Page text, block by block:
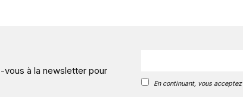
à la newsletter pour
En continuant, vous